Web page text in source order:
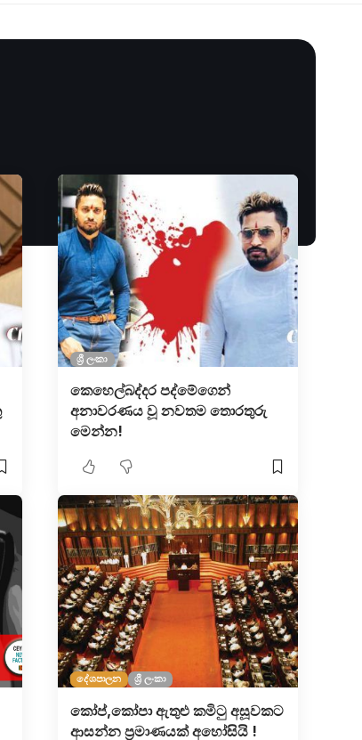
ශ්‍රී ලංකා
කෙහෙල්බද්දර පද්මේගෙන්
අනාවරණය වූ නවතම තොරතුරු
මෙන්න!
දේශපාලන ශ්‍රී ලංකා
කෝප්,කෝපා ඇතුළු කමිටු අසූවකට
ආසන්න ප්‍රමාණයක් අහෝසියි !